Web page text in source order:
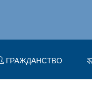
ГРАЖДАНСТВО